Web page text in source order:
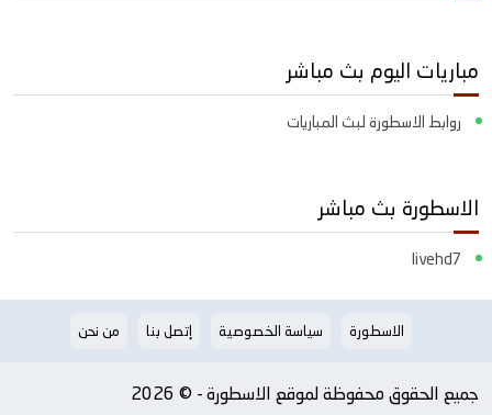
مباريات اليوم بث مباشر
روابط الاسطورة لبث المباريات
الاسطورة بث مباشر
livehd7
الاسطورة سياسة الخصوصية إتصل بنا من نحن
جميع الحقوق محفوظة لموقع الاسطورة - © 2026